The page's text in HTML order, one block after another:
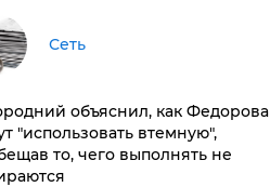
Сеть
объяснил, как Федорова
"использовать втемную",
то, чего выполнять не